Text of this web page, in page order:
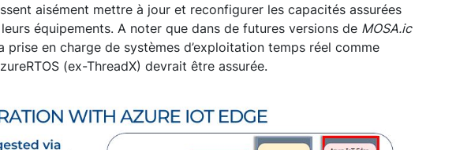
aisément mettre à jour et reconfigurer les capacités assurées
équipements. A noter que dans de futures versions de MOSA.ic
prise en charge de systèmes d’exploitation temps réel comme
(ex-ThreadX) devrait être assurée.